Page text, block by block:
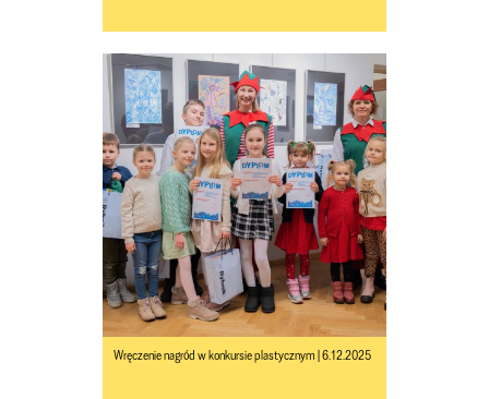
Wręczenie nagród w konkursie plastycznym | 6.12.2025